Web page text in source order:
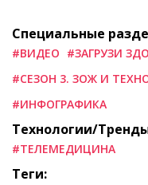
Специальные
#ВИДЕО #ЗАГРУЗИ
#СЕЗОН 3. ЗОЖ И
#ИНФОГРАФИКА
Технологии/
#ТЕЛЕМЕДИЦИНА
Теги: